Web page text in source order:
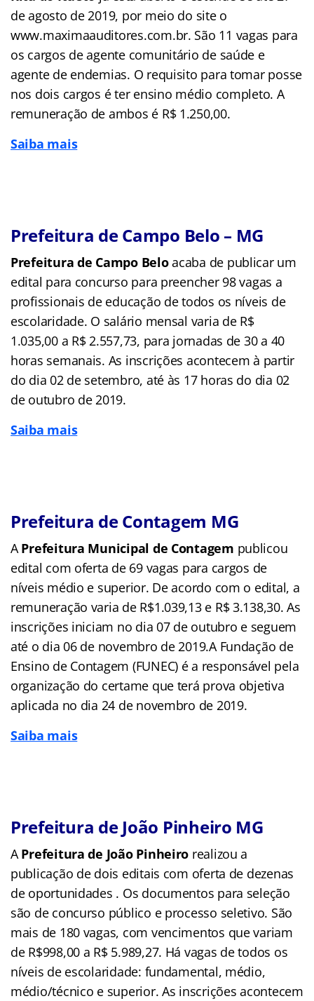
de agosto de 2019, por meio do site o
www.maximaauditores.com.br. São 11 vagas para
os cargos de agente comunitário de saúde e
agente de endemias. O requisito para tomar posse
nos dois cargos é ter ensino médio completo. A
remuneração de ambos é R$ 1.250,00.
Saiba mais
Prefeitura de Campo Belo – MG
Prefeitura de Campo Beloacaba de publicar um
edital para concurso para preencher 98 vagas a
profissionais de educação de todos os níveis de
escolaridade. O salário mensal varia de R$
1.035,00 a R$ 2.557,73, para jornadas de 30 a 40
horas semanais. As inscrições acontecem à partir
do dia 02 de setembro, até às 17 horas do dia 02
de outubro de 2019.
Saiba mais
Prefeitura de Contagem MG
APrefeitura Municipal de Contagem publicou
edital com oferta de 69 vagas para cargos de
níveis médio e superior. De acordo com o edital, a
remuneração varia de R$1.039,13 e R$ 3.138,30. As
inscrições iniciam no dia 07 de outubro e seguem
até o dia 06 de novembro de 2019.A Fundação de
Ensino de Contagem (FUNEC) é a responsável pela
organização do certame que terá prova objetiva
aplicada no dia 24 de novembro de 2019.
Saiba mais
Prefeitura de João Pinheiro MG
APrefeitura de João Pinheiro realizou a
publicação de dois editais com oferta de dezenas
de oportunidades . Os documentos para seleção
são de concurso público e processo seletivo. São
mais de 180 vagas, com vencimentos que variam
de R$998,00 a R$ 5.989,27. Há vagas de todos os
níveis de escolaridade: fundamental, médio,
médio/técnico e superior. As inscrições acontecem